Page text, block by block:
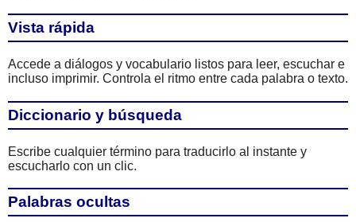
Vista rápida
Accede a diálogos y vocabulario listos para leer, escuchar e
incluso imprimir. Controla el ritmo entre cada palabra o texto.
Diccionario y búsqueda
Escribe cualquier término para traducirlo al instante y
escucharlo con un clic.
Palabras ocultas